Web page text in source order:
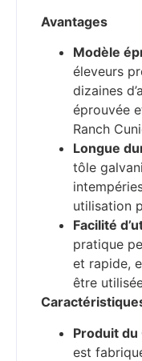
Avantages
Modèle
éleveurs
dizaines
éprouvée
Ranch
Longue
tôle
utilisation
Facilité
pratique
et rapide,
être
Produit du
est